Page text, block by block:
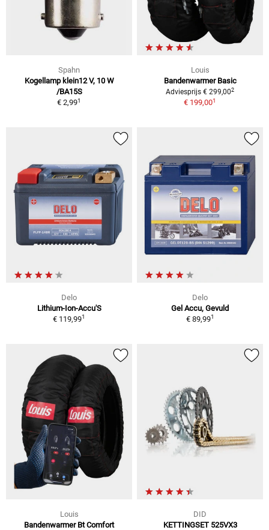
Spahn
Kogellamp klein12 V, 10 W
/BA15S
€ 2,991
Louis
Bandenwarmer Basic
Adviesprijs € 299,002
€ 199,001
Delo
Lithium-Ion-Accu'S
€ 119,991
Delo
Gel Accu, Gevuld
€ 89,991
Louis
Bandenwarmer Bt Comfort
DID
KETTINGSET 525VX3